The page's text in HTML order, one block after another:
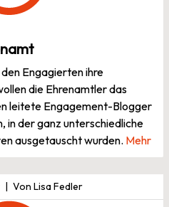
Engagierten ihre
die Ehrenamtler das
leitete Engagement-Blogger
in der ganz unterschiedliche
ausgetauscht wurden. Mehr
Von Lisa Fedler